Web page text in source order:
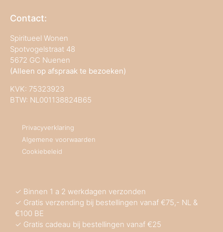
Contact:
Spiritueel Wonen
Spotvogelstraat 48
5672 GC Nuenen
(Alleen op afspraak te bezoeken)
KVK: 75323923
BTW: NL001138824B65
Privacyverklaring
Algemene voorwaarden
Cookiebeleid
✓ Binnen 1 a 2 werkdagen verzonden
✓ Gratis verzending bij bestellingen vanaf €75,- NL &
€100 BE
✓ Gratis cadeau bij bestellingen vanaf €25